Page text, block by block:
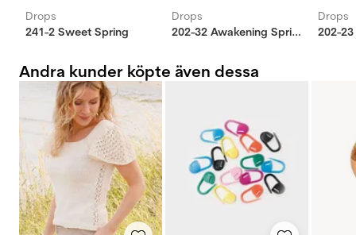
Drops
241-2 Sweet Spring
Drops
202-32 Awakening Spring tröja
Drops
Andra kunder köpte även dessa